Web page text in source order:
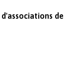
de